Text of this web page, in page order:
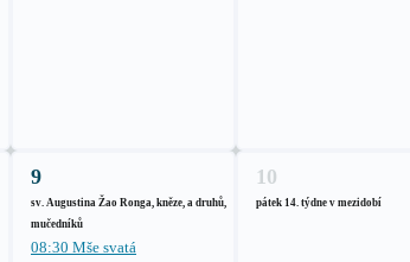
9
sv. Augustina Žao Ronga, kněze, a druhů,
mučedníků
08:30 Mše svatá
10
pátek 14. týdne v mezidobí